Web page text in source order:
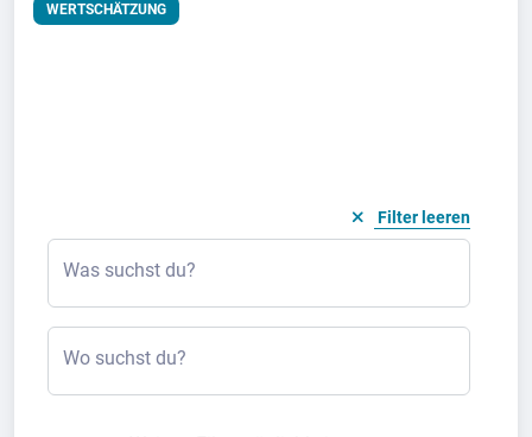
WERTSCHÄTZUNG
Filter leeren
Was suchst du?
Wo suchst du?